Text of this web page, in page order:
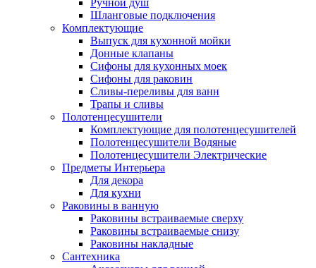
Ручной душ
Шланговые подключения
Комплектующие
Выпуск для кухонной мойки
Донные клапаны
Сифоны для кухонных моек
Сифоны для раковин
Сливы-переливы для ванн
Трапы и сливы
Полотенцесушители
Комплектующие для полотенцесушителей
Полотенцесушители Водяные
Полотенцесушители Электрические
Предметы Интерьера
Для декора
Для кухни
Раковины в ванную
Раковины встраиваемые сверху
Раковины встраиваемые снизу
Раковины накладные
Сантехника